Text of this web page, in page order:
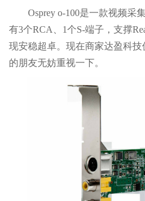
Osprey o-100是一款视频采
有3个RCA、1个S-端子，支撑
现安稳超卓。现在商家达盈科
的朋友无妨重视一下。